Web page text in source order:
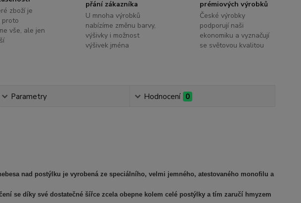
zboží je
proto
vše, ale jen
přání zákazníka
U mnoha výrobků
nabízíme změnu barvy,
výšivky i možnost
výšivek jména
prémiových výrobků
České výrobky
podporují naši
ekonomiku a vyznačují
se světovou kvalitou
Parametry Hodnocení 0
nad postýlku je vyrobená ze speciálního, velmi jemného, atestovaného monofilu a
se díky své dostatečné šířce zcela obepne kolem celé postýlky a tím zaručí hmyzem